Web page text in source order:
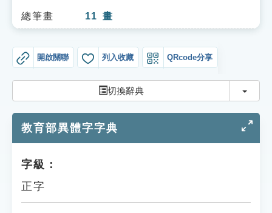
單字索引
貓頭鷹博士
總筆畫 11 畫
開啟關聯 列入收藏 QRcode分享
切換辭典 切換
教育部異體字字典
字級：
正字